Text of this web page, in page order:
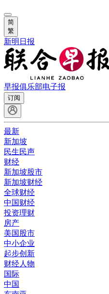
简
繁
新明日报
早报俱乐部电子报
订阅
最新
新加坡
民生民声
财经
新加坡股市
新加坡财经
全球财经
中国财经
投资理财
房产
美国股市
中小企业
起步创新
财经人物
国际
中国